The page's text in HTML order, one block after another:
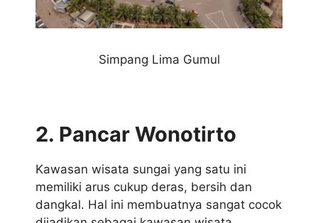
Simpang Lima Gumul
2. Pancar Wonotirto
Kawasan wisata sungai yang satu ini
memiliki arus cukup deras, bersih dan
dangkal. Hal ini membuatnya sangat cocok